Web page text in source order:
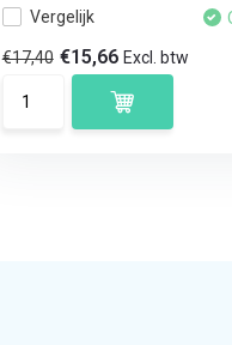
Vergelijk
€17,40 €15,66 Excl. btw